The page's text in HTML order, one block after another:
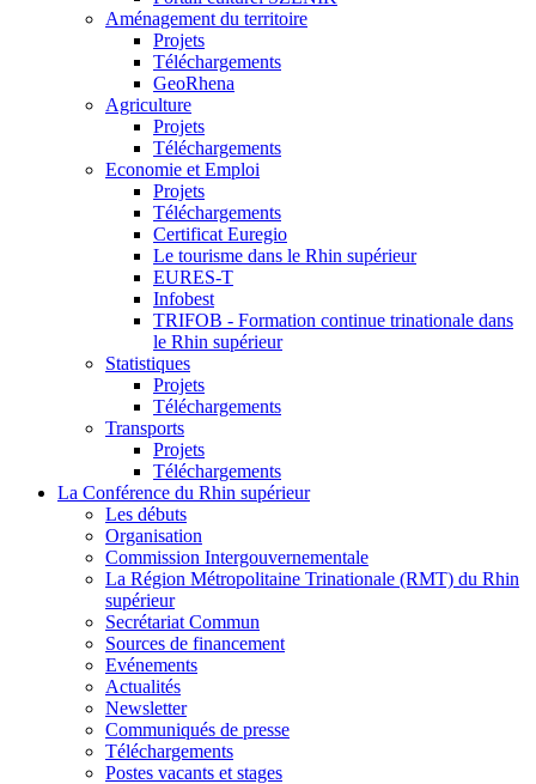
Aménagement du territoire
Projets
Téléchargements
GeoRhena
Agriculture
Projets
Téléchargements
Economie et Emploi
Projets
Téléchargements
Certificat Euregio
Le tourisme dans le Rhin supérieur
EURES-T
Infobest
TRIFOB - Formation continue trinationale dans
le Rhin supérieur
Statistiques
Projets
Téléchargements
Transports
Projets
Téléchargements
La Conférence du Rhin supérieur
Les débuts
Organisation
Commission Intergouvernementale
La Région Métropolitaine Trinationale (RMT) du Rhin
supérieur
Secrétariat Commun
Sources de financement
Evénements
Actualités
Newsletter
Communiqués de presse
Téléchargements
Postes vacants et stages